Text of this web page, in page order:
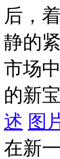
后，
静的
市场
的新宝
述 图
在新